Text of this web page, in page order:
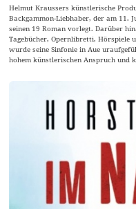
Helmut Kraussers künstlerische
Backgammon-Liebhaber, der am 11.
seinen 19 Roman vorlegt. Darüber
Tagebücher, Opernlibretti, Hörspiele
wurde seine Sinfonie in Aue
hohem künstlerischen Anspruch und